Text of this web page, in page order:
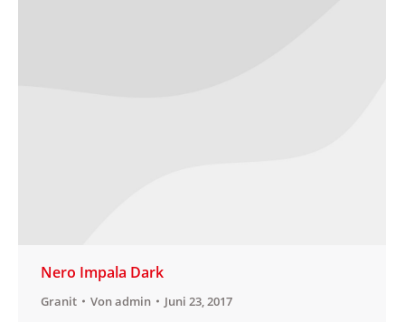
Nero Impala Dark
Granit Vonadmin Juni 23, 2017